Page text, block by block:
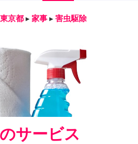
東京都 ▸ 家事 ▸ 害虫駆除
サービス